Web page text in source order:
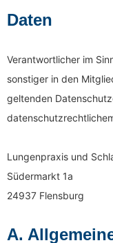
Daten
Verantwortlicher im
sonstiger in den
geltenden
Lungenpraxis und
Südermarkt 1a
24937 Flensburg
A.